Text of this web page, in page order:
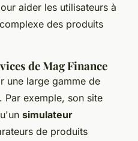
aider les utilisateurs à
des produits
de Mag Finance
une large gamme de
Par exemple, son site
simulateur
de produits